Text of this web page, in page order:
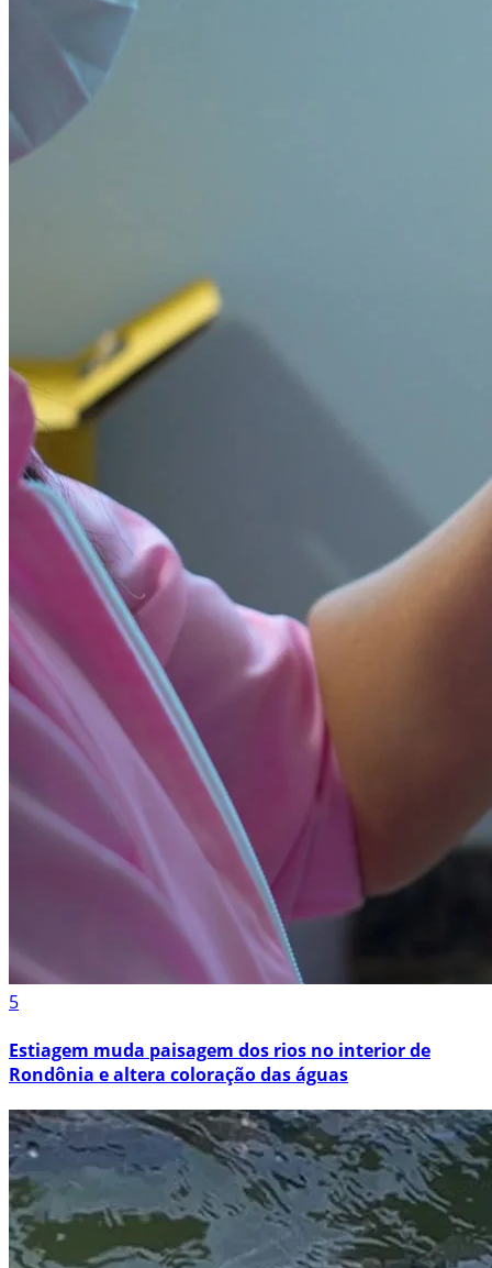
5
Estiagem muda paisagem dos rios no interior de
Rondônia e altera coloração das águas